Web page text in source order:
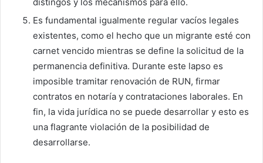
Es fundamental igualmente regular vacíos legales
existentes, como el hecho que un migrante esté con
carnet vencido mientras se define la solicitud de la
permanencia definitiva. Durante este lapso es
imposible tramitar renovación de RUN, firmar
contratos en notaría y contrataciones laborales. En
fin, la vida jurídica no se puede desarrollar y esto es
una flagrante violación de la posibilidad de
desarrollarse.